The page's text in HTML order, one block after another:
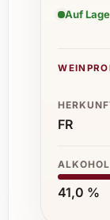
Auf
FR
ALKOHOL
41,0 %